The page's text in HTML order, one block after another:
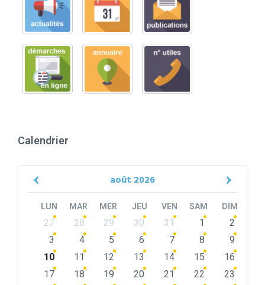
Calendrier
août 2026
Previous
LUN MAR MER JEU VEN SAM DIM
Skip
calendar
27 28 29 30 31 1
2
3
4 5 6 7 8
9
10
11 12 13 14 15
16
17
18 19 20 21 22
23